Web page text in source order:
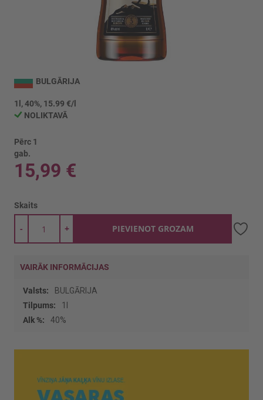
uz
galerijas
sākumu
BULGĀRIJA
1l, 40%, 15.99 €/l
NOLIKTAVĀ
Pērc 1
gab.
15,99 €
Skaits
+
- PIEVIENOT GROZAM
VAIRĀK INFORMĀCIJAS
Vairāk
informācijas
BULGĀRIJA
1l
40%